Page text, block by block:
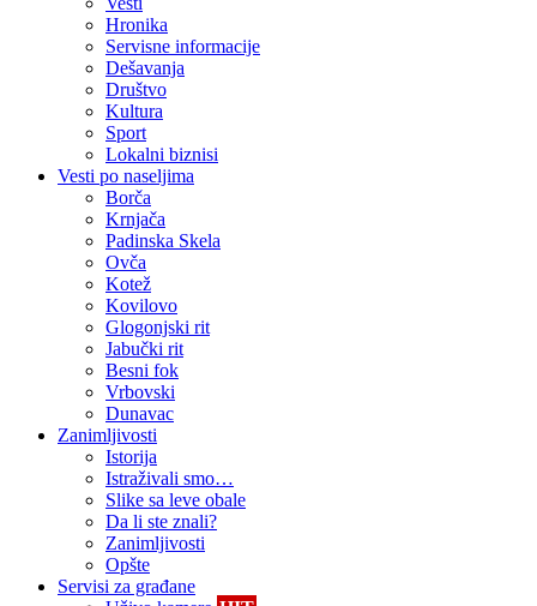
Hronika
Servisne informacije
Dešavanja
Društvo
Kultura
Sport
Lokalni biznisi
Vesti po naseljima
Borča
Krnjača
Padinska Skela
Ovča
Kotež
Kovilovo
Glogonjski rit
Jabučki rit
Besni fok
Vrbovski
Dunavac
Zanimljivosti
Istorija
Istraživali smo…
Slike sa leve obale
Da li ste znali?
Zanimljivosti
Opšte
Servisi za građane